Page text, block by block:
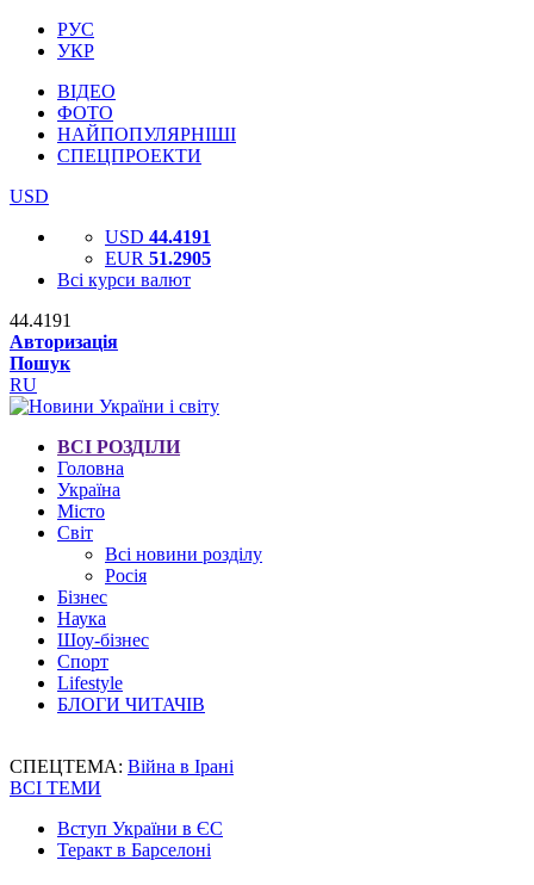
РУС
УКР
ВІДЕО
ФОТО
НАЙПОПУЛЯРНІШІ
СПЕЦПРОЕКТИ
USD
USD 44.4191
EUR 51.2905
Всі курси валют
44.4191
Авторизація
Пошук
RU
ВСІ РОЗДІЛИ
Головна
Україна
Місто
Світ
Всі новини розділу
Росія
Бізнес
Наука
Шоу-бізнес
Спорт
Lifestyle
БЛОГИ ЧИТАЧІВ
СПЕЦТЕМА: Війна в Ірані
ВСІ ТЕМИ
Вступ України в ЄС
Теракт в Барселоні